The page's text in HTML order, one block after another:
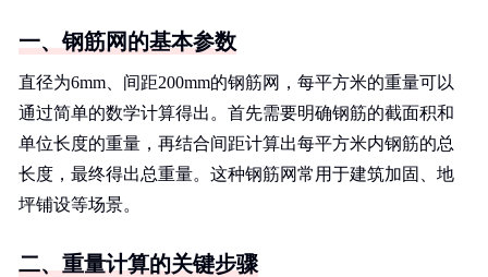
一、钢筋网的基本参数
直径为6mm、间距200mm的钢筋网，每平方米的重量可以
通过简单的数学计算得出。首先需要明确钢筋的截面积和
单位长度的重量，再结合间距计算出每平方米内钢筋的总
长度，最终得出总重量。这种钢筋网常用于建筑加固、地
坪铺设等场景。
二、重量计算的关键步骤